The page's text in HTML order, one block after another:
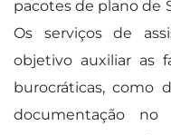
pacotes de plano de
Os serviços de
objetivo auxiliar as
burocráticas, como
documentação no